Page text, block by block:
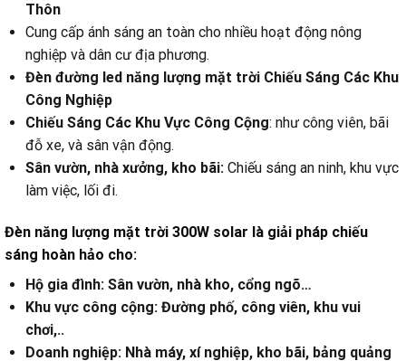
Thôn
Cung cấp ánh sáng an toàn cho nhiều hoạt động nông
nghiệp và dân cư địa phương.
Đèn đường led năng lượng mặt trời Chiếu Sáng Các Khu
Công Nghiệp
Chiếu Sáng Các Khu Vực Công Cộng: như công viên, bãi
đỗ xe, và sân vận động.
Sân vườn, nhà xưởng, kho bãi: Chiếu sáng an ninh, khu vực
làm việc, lối đi.
Đèn năng lượng mặt trời 300W solar là giải pháp chiếu
sáng hoàn hảo cho:
Hộ gia đình: Sân vườn, nhà kho, cổng ngõ…
Khu vực công cộng: Đường phố, công viên, khu vui
chơi,..
Doanh nghiệp: Nhà máy, xí nghiệp, kho bãi, bảng quảng